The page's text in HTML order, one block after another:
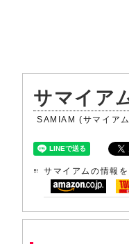
サマイア
SAMIAM (サマイア
サマイアムの情報